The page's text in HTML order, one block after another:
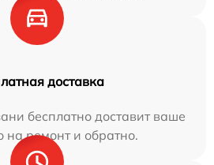
доставка
бесплатно доставит ваше
на ремонт и обратно.